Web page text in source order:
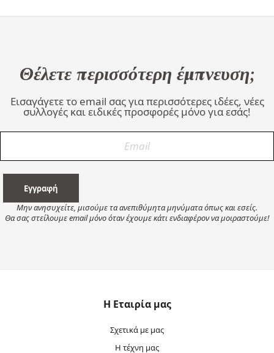
Θέλετε περισσότερη έμπνευση;
Εισαγάγετε το email σας για περισσότερες ιδέες, νέες
συλλογές και ειδικές προσφορές μόνο για εσάς!
Μην ανησυχείτε, μισούμε τα ανεπιθύμητα μηνύματα όπως και εσείς.
Θα σας στείλουμε email μόνο όταν έχουμε κάτι ενδιαφέρον να μοιραστούμε!
Η Εταιρία μας
Σχετικά με μας
Η τέχνη μας